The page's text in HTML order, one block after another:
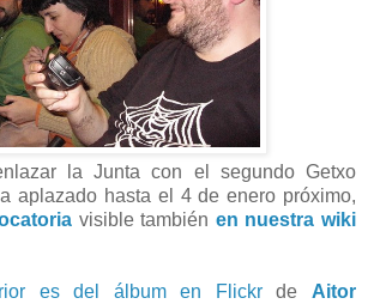
la Junta con el segundo Getxo
aplazado hasta el 4 de enero próximo,
visible también en nuestra wiki
es del álbum en Flickrde Aitor